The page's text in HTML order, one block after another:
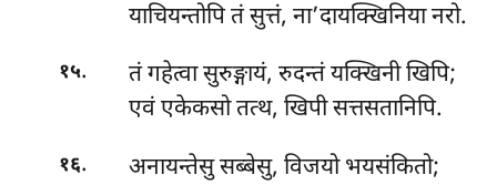
याचियन्तोपि तं सुत्तं, ना’दायक्खिनिया नरो.
१५.
तं गहेत्वा सुरुङ्गायं, रुदन्तं यक्खिनी खिपि;
एवं एकेकसो तत्थ, खिपी सत्तसतानिपि.
१६.
अनायन्तेसु सब्बेसु, विजयो भयसंकितो;